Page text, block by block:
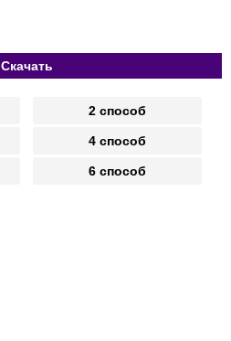
Скачать
2 способ
4 способ
6 способ